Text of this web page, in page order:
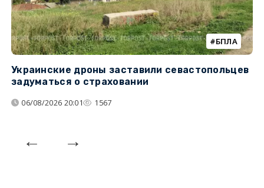
БПЛА
Украинские дроны заставили севастопольцев
задуматься о страховании
06/08/2026 20:01 1567